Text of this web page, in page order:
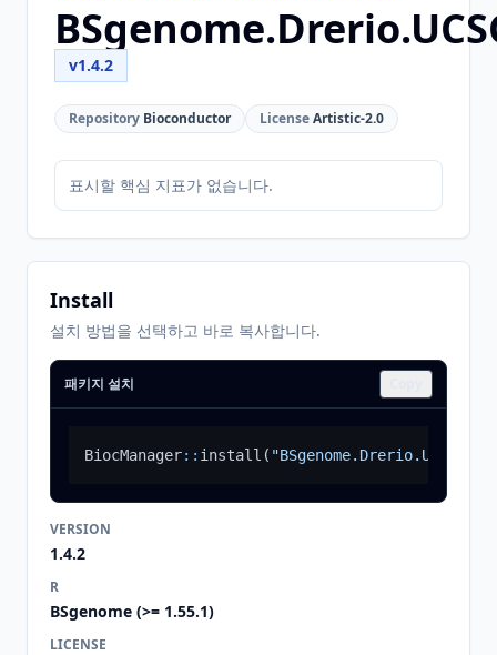
v1.4.2
Repository Bioconductor LicenseArtistic-2.0
표시할 핵심 지표가 없습니다.
Install
설치 방법을 선택하고 바로 복사합니다.
패키지 설치
BiocManager:: install (
VERSION
1.4.2
R
BSgenome (>= 1.55.1)
LICENSE